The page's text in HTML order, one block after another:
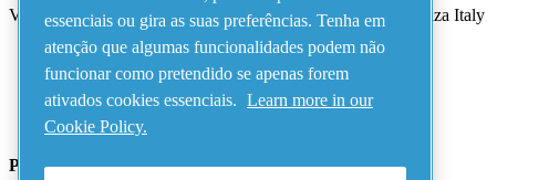
Via Selva Maiolo, 5/7 - 36075, Montecchio Maggiore, Vicenza Italy
Contact us
Piping Systems - click to see details
essenciais ou gira as suas preferências. Tenha em
atenção que algumas funcionalidades podem não
funcionar como pretendido se apenas forem
ativados cookies essenciais. Learn more in our
Cookie Policy.